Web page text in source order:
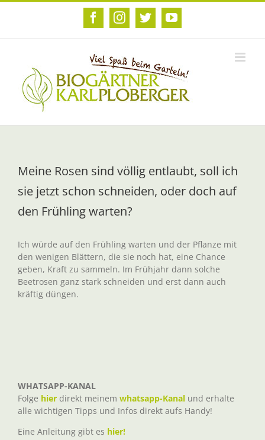
Zum
FacebookInstagram
TwitterYouTube
Meine Rosen sind völlig entlaubt, soll ich
sie jetzt schon schneiden, oder doch auf
den Frühling warten?
Ich würde auf den Frühling warten und der Pflanze mit
den wenigen Blättern, die sie noch hat, eine Chance
geben, Kraft zu sammeln. Im Frühjahr dann solche
Beetrosen ganz stark schneiden und erst dann auch
kräftig düngen.
WHATSAPP-KANAL
Folge hier direkt meinem whatsapp-Kanal und erhalte
alle wichtigen Tipps und Infos direkt aufs Handy!
Eine Anleitung gibt es hier!